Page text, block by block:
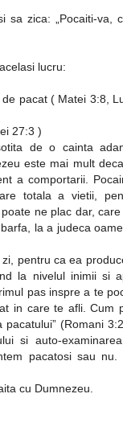
sa zica: „Pocaiti-va,
lucru:
pacat ( Matei 3:8,
27:3 )
de o cainta
este mai mult
a comportarii.
totala a vietii,
ne plac dar, care
la a judeca
pentru ca ea
la nivelul inimii si
pas inspre a te
in care te afli. Cum
(Romani
si auto-
pacatosi sau nu.
cu Dumnezeu.